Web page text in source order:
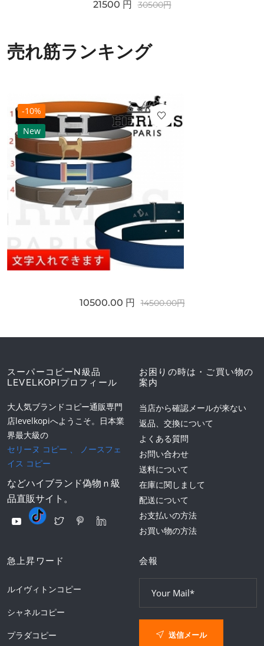
21500 円 30500円
売れ筋ランキング
-10%
New
10500.00 円 14500.00円
スーパーコピーN級品
LEVELKOPIプロフィール
大人気ブランドコピー通販専門
店levelkopiへようこそ。日本業
界最大級の
セリーヌ コピー 、
ノースフェ
イス コピー
などハイブランド偽物ｎ級
品直販サイト。
お困りの時は・ご買い物の
案内
当店から確認メールが来ない
返品、交換について
よくある質問
お問い合わせ
送料について
在庫に関しまして
配送について
お支払いの方法
お買い物の方法
急上昇ワード
ルイヴィトンコピー
シャネルコピー
プラダコピー
会報
送信メール